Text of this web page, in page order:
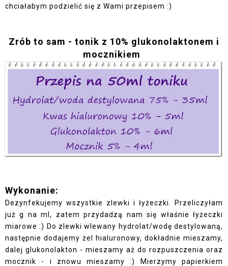
chciałabym podzielić się z Wami przepisem :)
Zrób to sam - tonik z 10% glukonolaktonem i
mocznikiem
Wykonanie:
Dezynfekujemy wszystkie zlewki i łyżeczki.
Przeliczyłam
już g na ml, zatem przydadzą nam się właśnie łyżeczki
miarowe :) Do zlewki wlewany hydrolat/wodę destylowaną,
następnie dodajemy żel hialuronowy, dokładnie mieszamy,
dalej glukonolakton - mieszamy aż do rozpuszczenia oraz
mocznik - i znowu mieszamy :) Mierzymy papierkiem